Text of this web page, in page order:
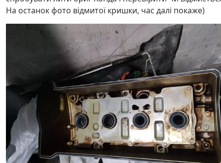
На останок фото відмитої кришки, час далі покаже)